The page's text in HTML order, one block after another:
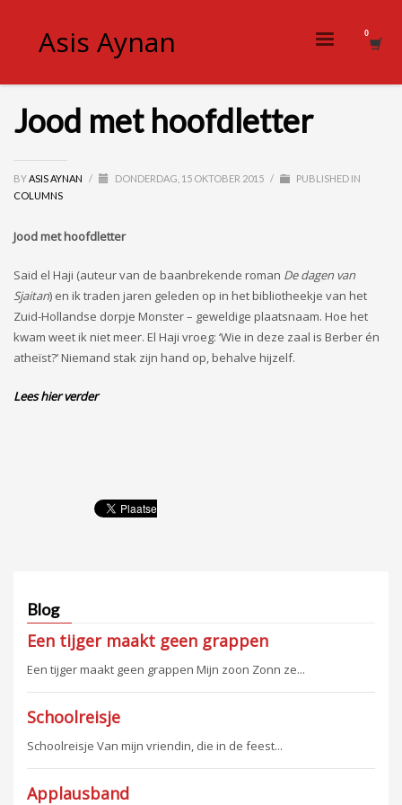
Asis Aynan
Jood met hoofdletter
BYASIS AYNAN / DONDERDAG, 15 OKTOBER 2015 /
PUBLISHED IN
COLUMNS
Jood met hoofdletter
Said el Haji (auteur van de baanbrekende roman De dagen van
Sjaitan) en ik traden jaren geleden op in het bibliotheekje van het
Zuid-Hollandse dorpje Monster – geweldige plaatsnaam. Hoe het
kwam weet ik niet meer. El Haji vroeg: ‘Wie in deze zaal is Berber én
atheïst?’ Niemand stak zijn hand op, behalve hijzelf.
Lees hier verder
Blog
Een tijger maakt geen grappen
Een tijger maakt geen grappen Mijn zoon Zonn ze...
Schoolreisje
Schoolreisje Van mijn vriendin, die in de feest...
Applausband